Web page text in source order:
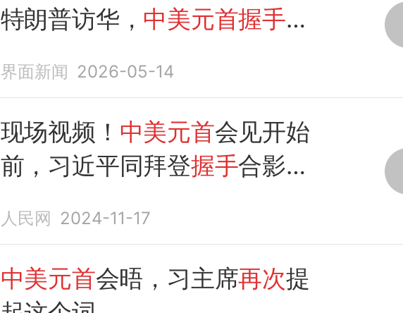
特朗普访华， 中美元首握手并
界面新闻 2026-05-14
现场视频！ 中美元首会见开始
前，习近平同拜登握手合影。
人民网 2024-11-17
中美元首会晤，习主席再次提